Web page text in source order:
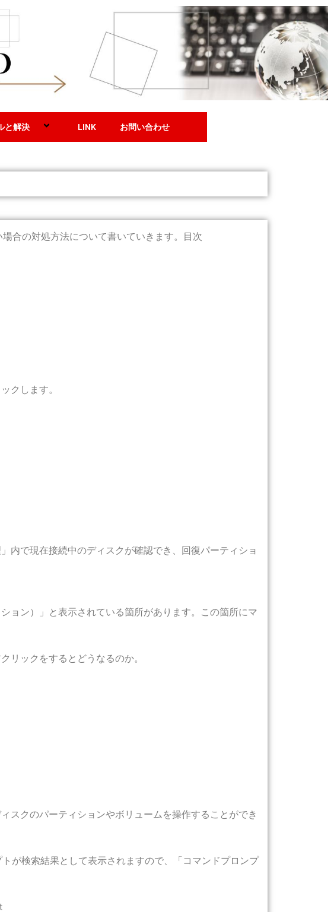
と解決 LINK お問い合わせ
合の対処方法について書いていきます。目次
クします。
内で現在接続中のディスクが確認でき、回復パーティショ
ョン）」と表示されている箇所があります。この箇所にマ
リックをするとどうなるのか。
スクのパーティションやボリュームを操作することができ
が検索結果として表示されますので、「コマンドプロンプ